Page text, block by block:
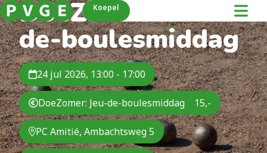
Koepel
DoeZomer: Jeu-
de-boulesmiddag
24 jul 2026, 13:00 - 17:00
DoeZomer: Jeu-de-boulesmiddag 15,-
PC Amitié, Ambachtsweg 5